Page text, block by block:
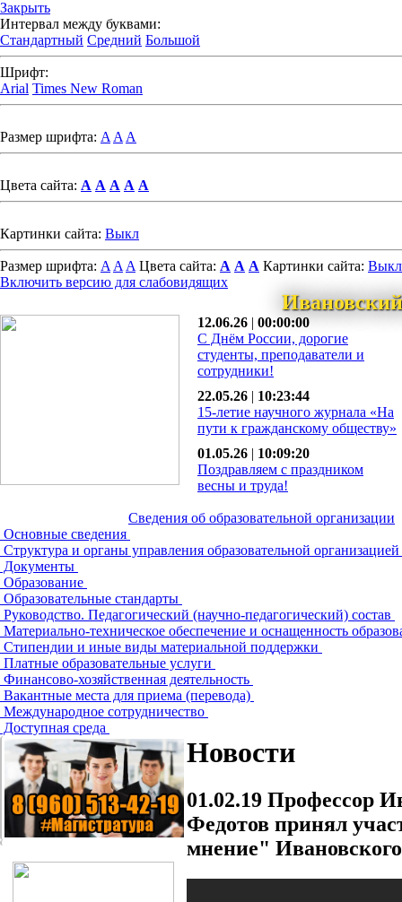
Закрыть
Интервал между буквами:
Стандартный Средний Большой
Шрифт:
Arial Times New Roman
Размер шрифта: A A A
Цвета сайта: A A A A A
Картинки сайта: Выкл
Размер шрифта: A A A Цвета сайта: A A A Картинки сайта: Выкл
Включить версию для слабовидящих
12.06.26 | 00:00:00
С Днём России, дорогие
студенты, преподаватели и
сотрудники!
22.05.26 | 10:23:44
15-летие научного журнала «На
пути к гражданскому обществу»
01.05.26 | 10:09:20
Поздравляем с праздником
весны и труда!
Сведения об образовательной организации
Основные сведения
Структура и органы управления образовательной организацией
Документы
Образование
Образовательные стандарты
Руководство. Педагогический (научно-педагогический) состав
Материально-техническое обеспечение и оснащенность
Стипендии и иные виды материальной поддержки
Платные образовательные услуги
Финансово-хозяйственная деятельность
Вакантные места для приема (перевода)
Международное сотрудничество
Доступная среда
Новости
01.02.19 Профессор
Федотов принял
мнение"